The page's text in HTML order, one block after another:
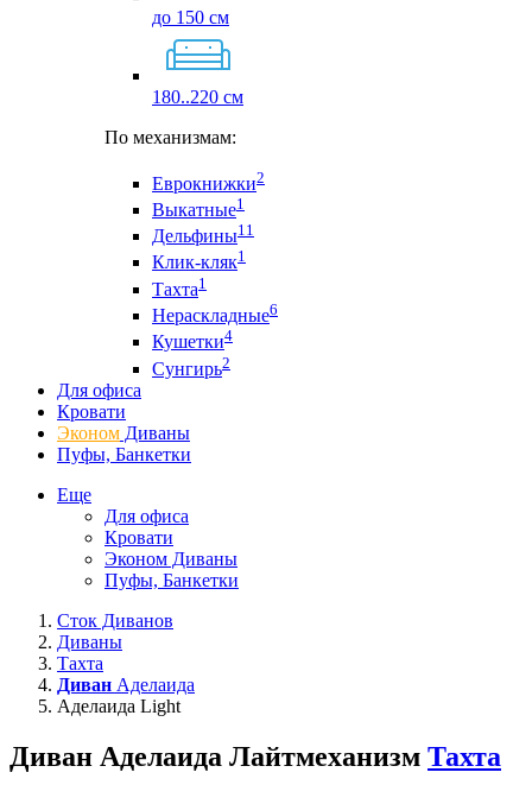
до 150 см
180..220 см
По механизмам:
Еврокнижки2
Выкатные1
Дельфины11
Клик-кляк1
Тахта1
Нераскладные6
Кушетки4
Сунгирь2
Для офиса
Кровати
Эконом Диваны
Пуфы, Банкетки
Еще
Для офиса
Кровати
Эконом Диваны
Пуфы, Банкетки
Сток Диванов
Диваны
Тахта
Диван Аделаида
Аделаида Light
Диван Аделаида Лайтмеханизм Тахта